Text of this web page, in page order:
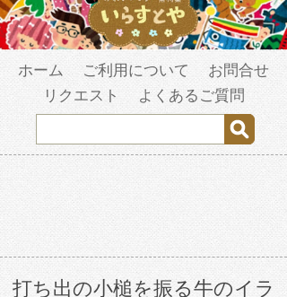
ホーム ご利用について
お問合せ
リクエスト
よくあるご質問
打ち出の小槌を振る牛のイラ